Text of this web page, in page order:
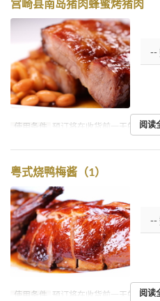
宫崎县南岛猪肉蜂蜜烤猪肉
使用条件 预订将在收货前一天的21:00
阅读
粤式烧鸭梅酱（1）
使用条件 预订将在收货前一天的21:00
阅读